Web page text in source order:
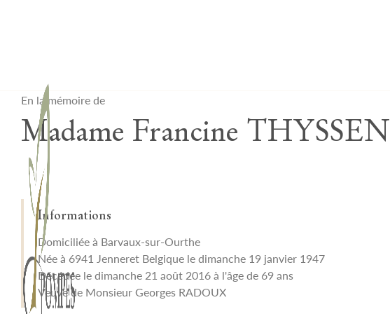
En la mémoire de
Madame Francine THYSSEN
Informations
Domiciliée à Barvaux-sur-Ourthe
Née à 6941 Jenneret Belgique le dimanche 19 janvier 1947
Décédée le dimanche 21 août 2016 à l'âge de 69 ans
Veuve de Monsieur Georges RADOUX